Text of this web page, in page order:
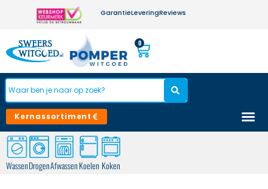
GarantieLeveringReviews
0
Kernassortiment
WassenDrogenAfwassenKoelen Koken